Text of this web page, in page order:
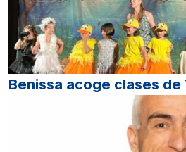
Benissa acoge clases